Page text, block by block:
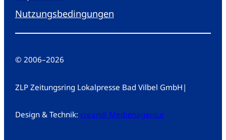
Nutzungsbedingungen
© 2006–2026
ZLP Zeitungsring Lokalpresse Bad Vilbel GmbH |
Design & Technik: creandi Medienagentur